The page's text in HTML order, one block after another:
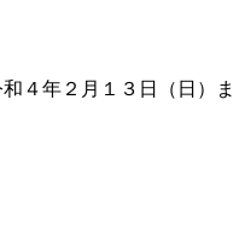
４年２月１３日（日）ま